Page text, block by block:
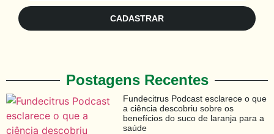
Fundecitrus Podcast esclarece o que
a ciência descobriu sobre os
benefícios do suco de laranja para a
saúde
Postagens Recentes
CADASTRAR